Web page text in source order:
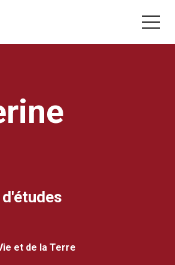
:
et de la Terre
cookies